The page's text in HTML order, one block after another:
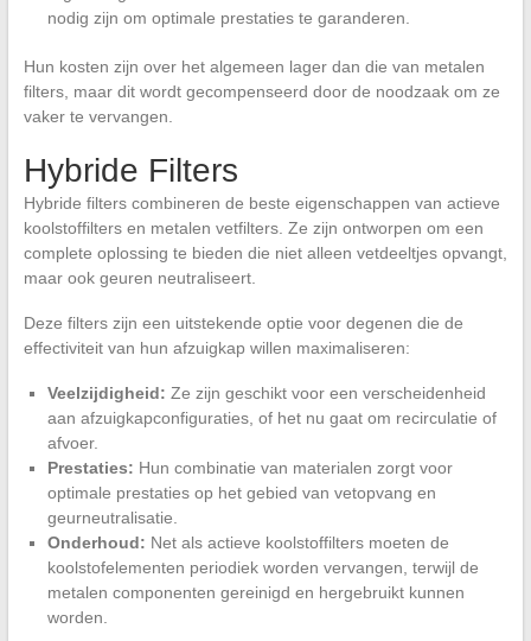
nodig zijn om optimale prestaties te garanderen.
Hun kosten zijn over het algemeen lager dan die van metalen
filters, maar dit wordt gecompenseerd door de noodzaak om ze
vaker te vervangen.
Hybride Filters
Hybride filters combineren de beste eigenschappen van actieve
koolstoffilters en metalen vetfilters. Ze zijn ontworpen om een
complete oplossing te bieden die niet alleen vetdeeltjes opvangt,
maar ook geuren neutraliseert.
Deze filters zijn een uitstekende optie voor degenen die de
effectiviteit van hun afzuigkap willen maximaliseren:
Veelzijdigheid: Ze zijn geschikt voor een verscheidenheid
aan afzuigkapconfiguraties, of het nu gaat om recirculatie of
afvoer.
Prestaties: Hun combinatie van materialen zorgt voor
optimale prestaties op het gebied van vetopvang en
geurneutralisatie.
Onderhoud: Net als actieve koolstoffilters moeten de
koolstofelementen periodiek worden vervangen, terwijl de
metalen componenten gereinigd en hergebruikt kunnen
worden.